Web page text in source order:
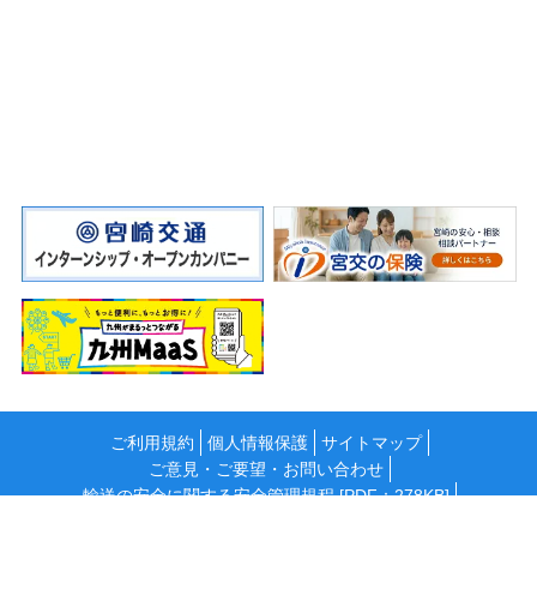
ご利用規約 個人情報保護
サイトマップ
ご意見・ご要望・お問い合わせ
輸送の安全に関する安全管理規程 [PDF：278KB]